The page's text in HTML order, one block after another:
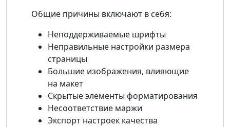
Общие причины включают в себя:
Неподдерживаемые шрифты
Неправильные настройки размера
страницы
Большие изображения, влияющие
на макет
Скрытые элементы форматирования
Несоответствие маржи
Экспорт настроек качества